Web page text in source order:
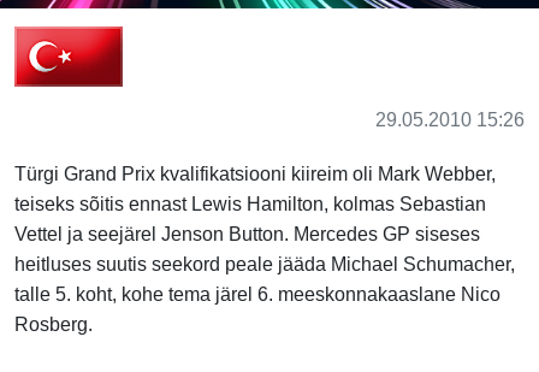
29.05.2010 15:26
Türgi Grand Prix kvalifikatsiooni kiireim oli Mark Webber,
teiseks sõitis ennast Lewis Hamilton, kolmas Sebastian
Vettel ja seejärel Jenson Button. Mercedes GP siseses
heitluses suutis seekord peale jääda Michael Schumacher,
talle 5. koht, kohe tema järel 6. meeskonnakaaslane Nico
Rosberg.